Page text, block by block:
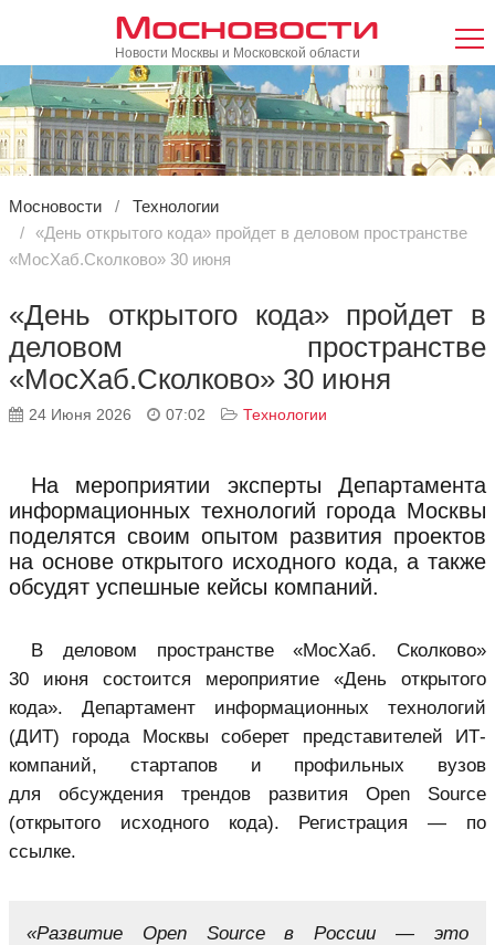
Мосновости
Новости Москвы и Московской области
Мосновости
Технологии
«День открытого кода» пройдет в деловом пространстве
«МосХаб.Сколково» 30 июня
«День открытого кода» пройдет в
деловом пространстве
«МосХаб.Сколково» 30 июня
24 Июня 2026 07:02 Технологии
На мероприятии эксперты Департамента
информационных технологий города Москвы
поделятся своим опытом развития проектов
на основе открытого исходного кода, а также
обсудят успешные кейсы компаний.
В деловом пространстве «МосХаб. Сколково»
30 июня состоится мероприятие «День открытого
кода». Департамент информационных технологий
(ДИТ) города Москвы соберет представителей ИТ-
компаний, стартапов и профильных вузов
для обсуждения трендов развития Open Source
(открытого исходного кода). Регистрация — по
ссылке.
«Развитие Open Source в России — это